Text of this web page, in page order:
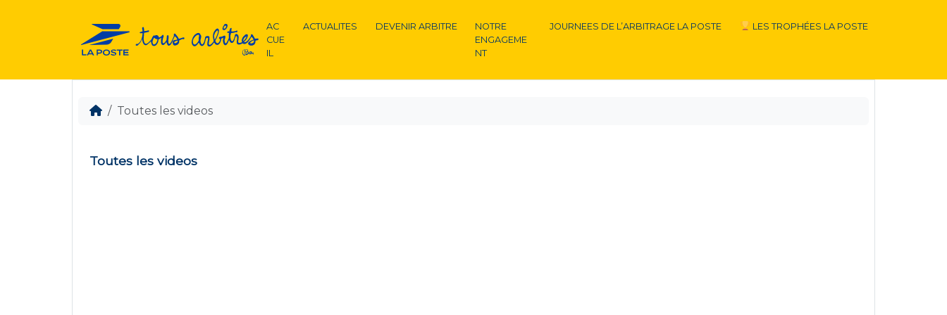
AC
CUE
IL
ACTUALITES DEVENIR ARBITRE
NOTRE
ENGAGEME
NT
JOURNEES DE L’ARBITRAGE LA POSTE LES TROPHÉES LA POSTE
Toutes les videos
Toutes les videos